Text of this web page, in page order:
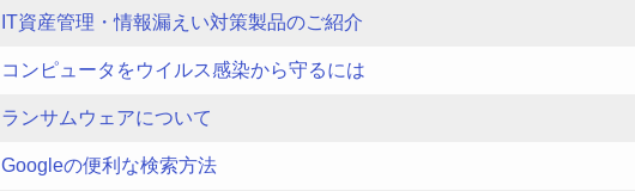
IT資産管理・情報漏えい対策製品のご紹介
コンピュータをウイルス感染から守るには
ランサムウェアについて
Googleの便利な検索方法